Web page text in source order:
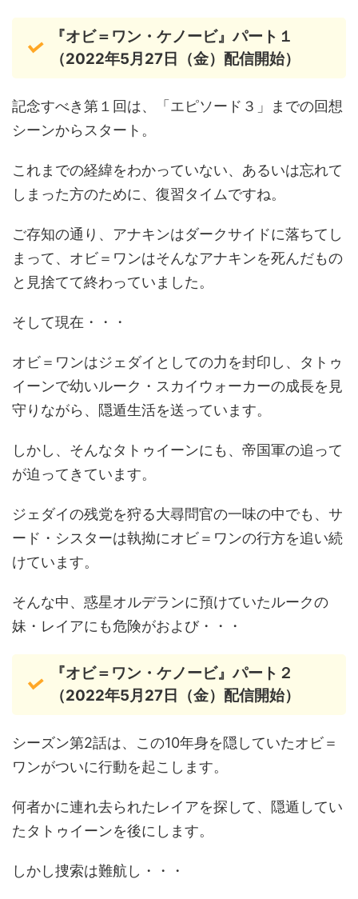
『オビ＝ワン・ケノービ』パート１
（2022年5月27日（金）配信開始）
記念すべき第１回は、「エピソード３」までの回想
シーンからスタート。
これまでの経緯をわかっていない、あるいは忘れて
しまった方のために、復習タイムですね。
ご存知の通り、アナキンはダークサイドに落ちてし
まって、オビ＝ワンはそんなアナキンを死んだもの
と見捨てて終わっていました。
そして現在・・・
オビ＝ワンはジェダイとしての力を封印し、タトゥ
イーンで幼いルーク・スカイウォーカーの成長を見
守りながら、隠遁生活を送っています。
しかし、そんなタトゥイーンにも、帝国軍の追って
が迫ってきています。
ジェダイの残党を狩る大尋問官の一味の中でも、サ
ード・シスターは執拗にオビ＝ワンの行方を追い続
けています。
そんな中、惑星オルデランに預けていたルークの
妹・レイアにも危険がおよび・・・
『オビ＝ワン・ケノービ』パート２
（2022年5月27日（金）配信開始）
シーズン第2話は、この10年身を隠していたオビ＝
ワンがついに行動を起こします。
何者かに連れ去られたレイアを探して、隠遁してい
たタトゥイーンを後にします。
しかし捜索は難航し・・・